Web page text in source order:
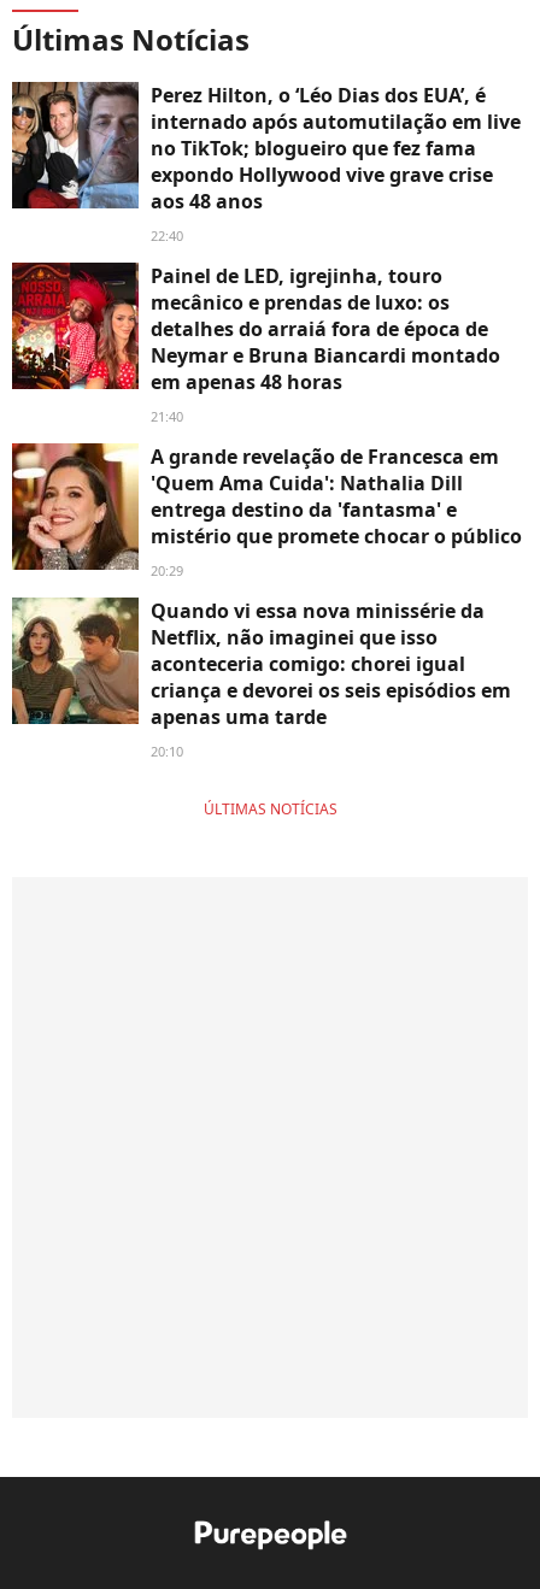
Últimas Notícias
Perez Hilton, o ‘Léo Dias dos EUA’, é
internado após automutilação em live
no TikTok; blogueiro que fez fama
expondo Hollywood vive grave crise
aos 48 anos
22:40
Painel de LED, igrejinha, touro
mecânico e prendas de luxo: os
detalhes do arraiá fora de época de
Neymar e Bruna Biancardi montado
em apenas 48 horas
21:40
A grande revelação de Francesca em
'Quem Ama Cuida': Nathalia Dill
entrega destino da 'fantasma' e
mistério que promete chocar o público
20:29
Quando vi essa nova minissérie da
Netflix, não imaginei que isso
aconteceria comigo: chorei igual
criança e devorei os seis episódios em
apenas uma tarde
20:10
ÚLTIMAS NOTÍCIAS